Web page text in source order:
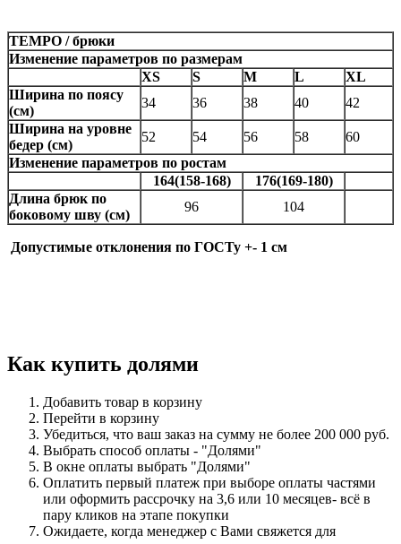
TEMPO / брюки
Изменение параметров по размерам
XS
S M L
XL
Ширина по поясу
(см)
34 36 38 40
42
Ширина на уровне
бедер (см)
52 54 56 58
60
Изменение параметров по ростам
164(158-168)
176(169-180)
Длина брюк по
боковому шву (см)
96 104
Допустимые отклонения по ГОСТу +- 1 см
Как купить долями
Добавить товар в корзину
Перейти в корзину
Убедиться, что ваш заказ на сумму не более 200 000 руб.
Выбрать способ оплаты - "Долями"
В окне оплаты выбрать "Долями"
Оплатить первый платеж при выборе оплаты частями
или оформить рассрочку на 3,6 или 10 месяцев- всё в
пару кликов на этапе покупки
Ожидаете, когда менеджер с Вами свяжется для